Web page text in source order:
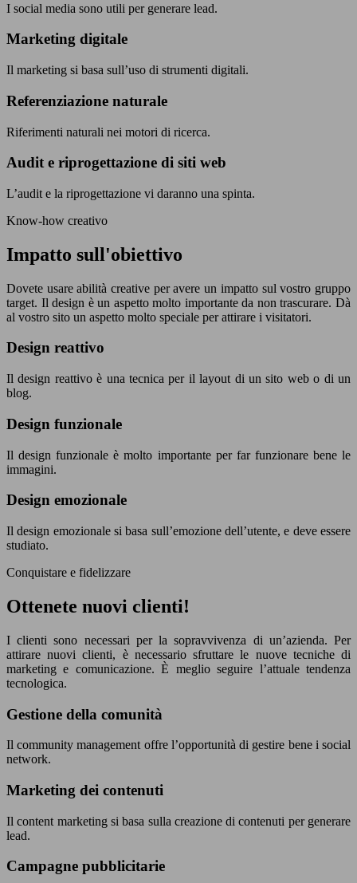
I social media sono utili per generare lead.
Marketing digitale
Il marketing si basa sull’uso di strumenti digitali.
Referenziazione naturale
Riferimenti naturali nei motori di ricerca.
Audit e riprogettazione di siti web
L’audit e la riprogettazione vi daranno una spinta.
Know-how creativo
Impatto sull'obiettivo
Dovete usare abilità creative per avere un impatto sul vostro gruppo
target. Il design è un aspetto molto importante da non trascurare. Dà
al vostro sito un aspetto molto speciale per attirare i visitatori.
Design reattivo
Il design reattivo è una tecnica per il layout di un sito web o di un
blog.
Design funzionale
Il design funzionale è molto importante per far funzionare bene le
immagini.
Design emozionale
Il design emozionale si basa sull’emozione dell’utente, e deve essere
studiato.
Conquistare e fidelizzare
Ottenete nuovi clienti!
I clienti sono necessari per la sopravvivenza di un’azienda. Per
attirare nuovi clienti, è necessario sfruttare le nuove tecniche di
marketing e comunicazione. È meglio seguire l’attuale tendenza
tecnologica.
Gestione della comunità
Il community management offre l’opportunità di gestire bene i social
network.
Marketing dei contenuti
Il content marketing si basa sulla creazione di contenuti per generare
lead.
Campagne pubblicitarie